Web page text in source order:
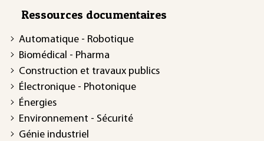
Ressources documentaires
Automatique - Robotique
Biomédical - Pharma
Construction et travaux publics
Électronique - Photonique
Énergies
Environnement - Sécurité
Génie industriel